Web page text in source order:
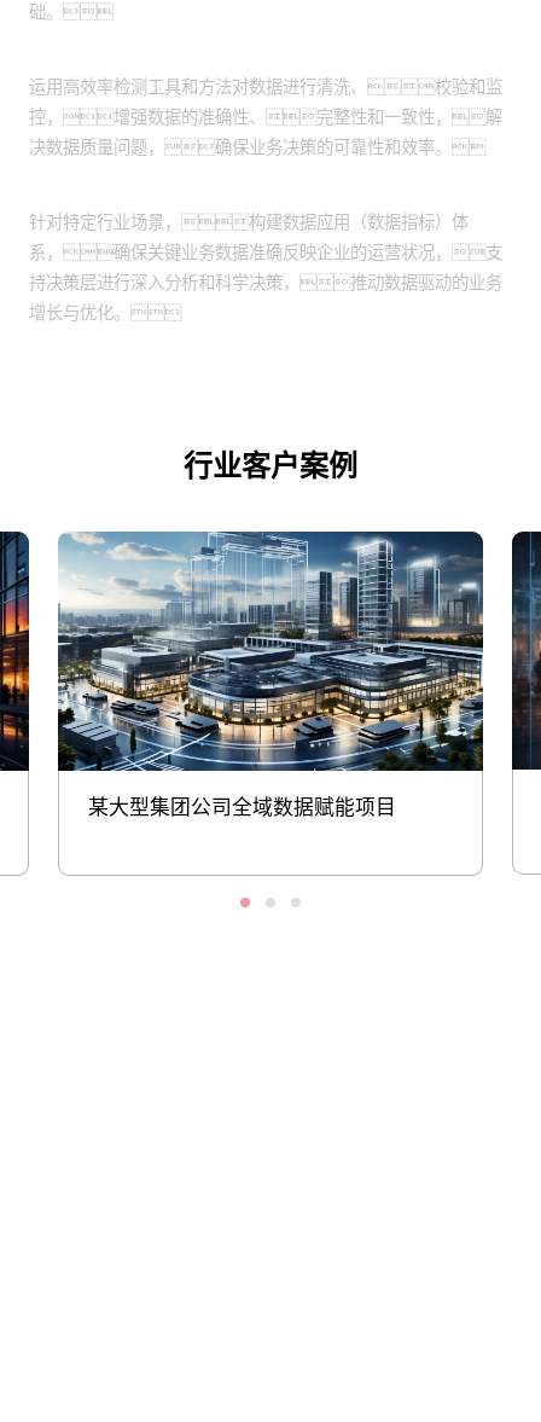
础。
运用高效率检测工具和方法对数据进行清洗、校验和监
控，增强数据的准确性、完整性和一致性，解
决数据质量问题，确保业务决策的可靠性和效率。
针对特定行业场景，构建数据应用（数据指标）体
系，确保关键业务数据准确反映企业的运营状况，支
持决策层进行深入分析和科学决策，推动数据驱动的业务
增长与优化。
行业客户案例
某大型集团公司全域数据赋能项目